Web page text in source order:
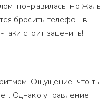
понравилась, но жаль,
бросить телефон в
стоит заценить!
Ощущение, что ты
Однако управление